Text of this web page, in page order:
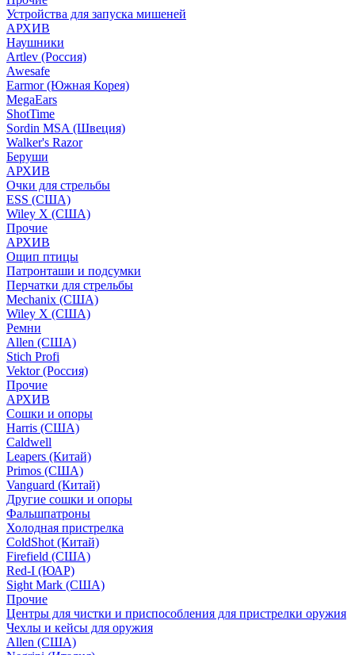
Устройства для запуска мишеней
АРХИВ
Наушники
Artlev (Россия)
Awesafe
Earmor (Южная Корея)
MegaEars
ShotTime
Sordin MSA (Швеция)
Walker's Razor
Беруши
АРХИВ
Очки для стрельбы
ESS (США)
Wiley X (США)
Прочие
АРХИВ
Ощип птицы
Патронташи и подсумки
Перчатки для стрельбы
Mechanix (США)
Wiley X (США)
Ремни
Allen (США)
Stich Profi
Vektor (Россия)
Прочие
АРХИВ
Сошки и опоры
Harris (США)
Caldwell
Leapers (Китай)
Primos (США)
Vanguard (Китай)
Другие сошки и опоры
Фальшпатроны
Холодная пристрелка
ColdShot (Китай)
Firefield (США)
Red-I (ЮАР)
Sight Mark (США)
Прочие
Центры для чистки и приспособления для пристрелки оружия
Чехлы и кейсы для оружия
Allen (США)